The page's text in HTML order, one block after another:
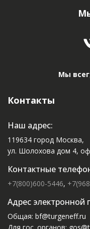
Мы
Контакты
Наш адрес:
119634 город Москва,
ул. Шолохова дом 4,
Контактные
+7(800)600-5446,
Адрес электронной
Общая: bf@turgeneff.ru